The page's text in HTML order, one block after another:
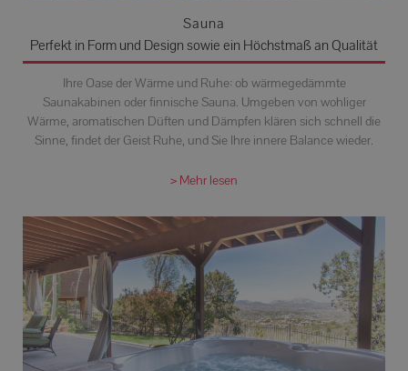
Sauna
Perfekt in Form und Design sowie ein Höchstmaß an Qualität
Ihre Oase der Wärme und Ruhe: ob wärmegedämmte
Saunakabinen oder finnische Sauna. Umgeben von wohliger
Wärme, aromatischen Düften und Dämpfen klären sich schnell die
Sinne, findet der Geist Ruhe, und Sie Ihre innere Balance wieder.
> Mehr lesen